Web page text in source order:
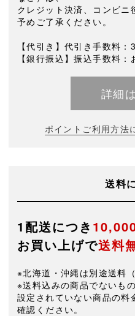
クレジット決済、コンビニ
予めご了承ください。
【代引き】代引き手数料：
【銀行振込】振込手数料：
詳細
ポイントご利用方法
送料
1配送につき
お買い上げで送料
※北海道・沖縄は別途送料
※送料込みの商品でないも
設定されていない商品の料
確認ください。